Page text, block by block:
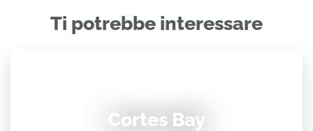
Ti potrebbe interessare
Cortes Bay